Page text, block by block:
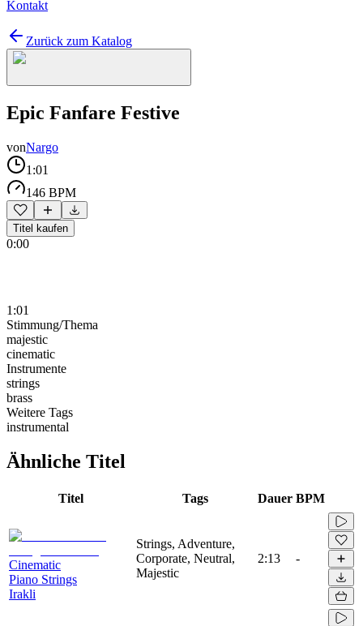
Kontakt
Zurück zum Katalog
Epic Fanfare Festive
vonNargo
1:01
146 BPM
Titel kaufen
0:00
1:01
Stimmung/Thema
majestic
cinematic
Instrumente
strings
brass
Weitere Tags
instrumental
Ähnliche Titel
Titel Tags Dauer BPM
Cinematic
Piano Strings
Irakli
Strings, Adventure,
Corporate, Neutral,
Majestic
2:13 -